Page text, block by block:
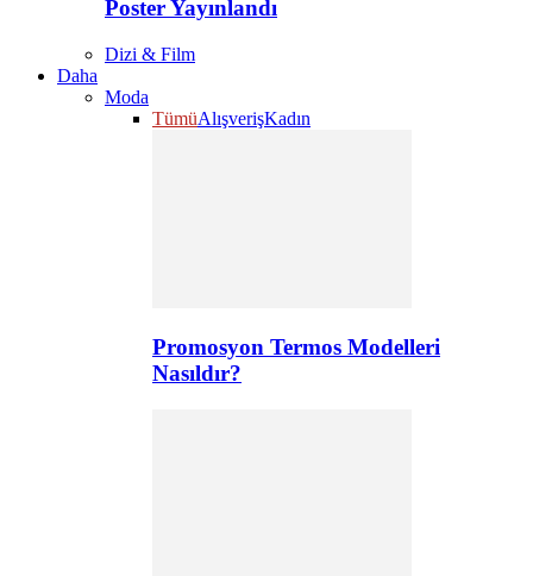
Poster Yayınlandı
Dizi & Film
Daha
Moda
TümüAlışverişKadın
Promosyon Termos Modelleri
Nasıldır?